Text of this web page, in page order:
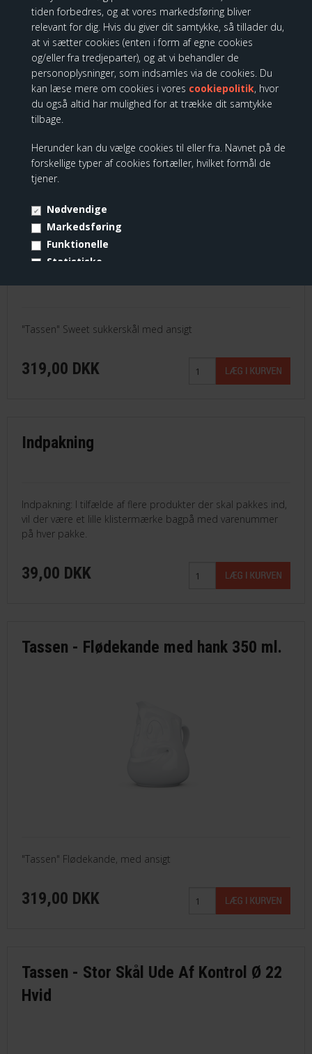
tiden forbedres, og at vores markedsføring bliver
relevant for dig. Hvis du giver dit samtykke, så tillader du,
at vi sætter cookies (enten i form af egne cookies
og/eller fra tredjeparter), og at vi behandler de
personoplysninger, som indsamles via de cookies. Du
kan læse mere om cookies i vores cookiepolitik, hvor
du også altid har mulighed for at trække dit samtykke
tilbage.
Herunder kan du vælge cookies til eller fra. Navnet på de
forskellige typer af cookies fortæller, hvilket formål de
tjener.
Nødvendige
Markedsføring
Funktionelle
Statistiske
KUNDER KØBTE OGSÅ
Tassen - Sweet sukkerskål med låg
"Tassen" Sweet sukkerskål med ansigt
319,00 DKK
Indpakning
Indpakning: I tilfælde af flere produkter der skal pakkes ind,
vil der være et lille klistermærke bagpå med varenummer
på hver pakke.
39,00 DKK
Tassen - Flødekande med hank 350 ml.
"Tassen" Flødekande, med ansigt
319,00 DKK
Tassen - Stor Skål Ude Af Kontrol Ø 22
Hvid